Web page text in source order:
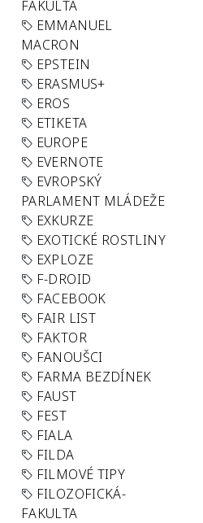
FAKULTA
EMMANUEL
MACRON
EPSTEIN
ERASMUS+
EROS
ETIKETA
EUROPE
EVERNOTE
EVROPSKÝ
PARLAMENT MLÁDEŽE
EXKURZE
EXOTICKÉ ROSTLINY
EXPLOZE
F-DROID
FACEBOOK
FAIR LIST
FAKTOR
FANOUŠCI
FARMA BEZDÍNEK
FAUST
FEST
FIALA
FILDA
FILMOVÉ TIPY
FILOZOFICKÁ-
FAKULTA